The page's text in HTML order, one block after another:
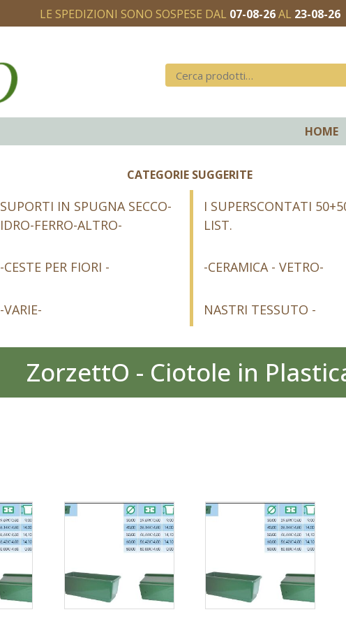
LE SPEDIZIONI SONO SOSPESE DAL 07-08-26AL 23-08-26
HOME
CATEGORIE SUGGERITE
SUPORTI IN SPUGNA SECCO-
IDRO-FERRO-ALTRO-
I SUPERSCONTATI
LIST.
-CESTE PER FIORI - -CERAMICA - VETRO-
-VARIE- NASTRI TESSUTO -
ZorzettO - Ciotole in